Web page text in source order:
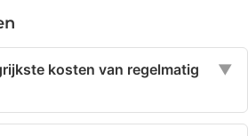
kosten van regelmatig
▼